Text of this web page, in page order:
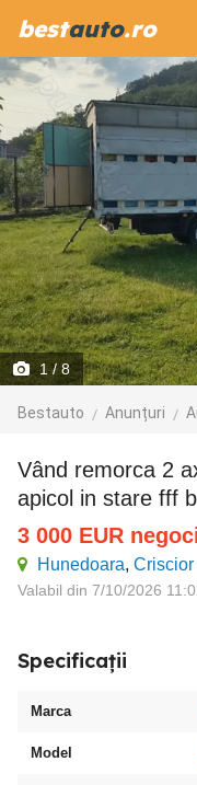
bestauto.ro
1/ 8
Bestauto Anunțuri
Vând remorca 2 axe tandem, neomologata
apicol in stare fff
3 000 EUR
Hunedoara, Criscior
Valabil din 7/10/2026
Specificații
Marca
Model